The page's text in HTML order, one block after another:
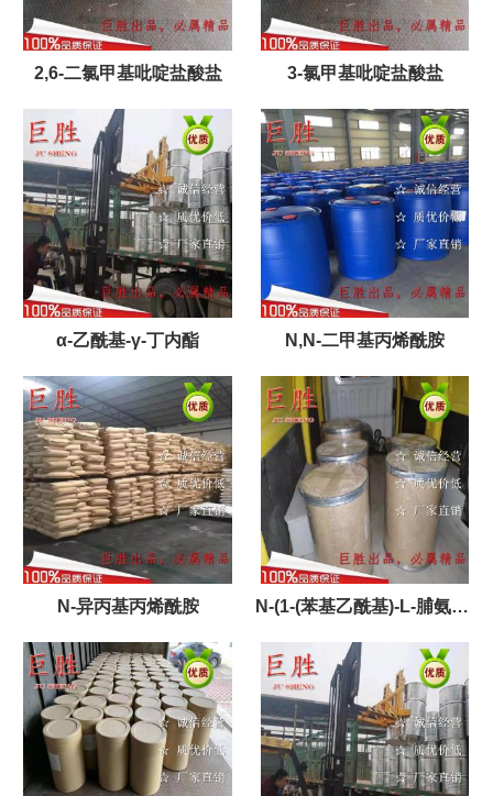
2,6-二氯甲基吡啶盐酸盐 3-氯甲基吡啶盐酸盐
α-乙酰基-γ-丁内酯 N,N-二甲基丙烯酰胺
N-异丙基丙烯酰胺 N-(1-(苯基乙酰基)-L-脯氨酰)
甘氨酸乙酯